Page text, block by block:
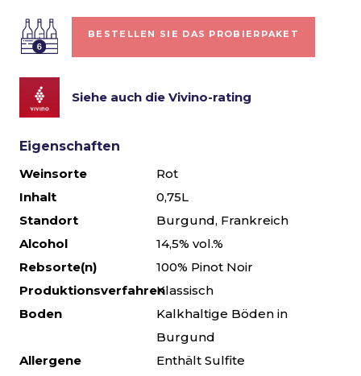
BESTELLEN SIE DAS PROBIERPAKET
Siehe auch die Vivino-rating
Eigenschaften
Weinsorte
Rot
Inhalt
0,75L
Standort
Burgund, Frankreich
Alcohol
14,5% vol.%
Rebsorte(n)
100% Pinot Noir
ProduktionsverfahrenKlassisch
Boden
Kalkhaltige Böden in
Burgund
Allergene
Enthält Sulfite